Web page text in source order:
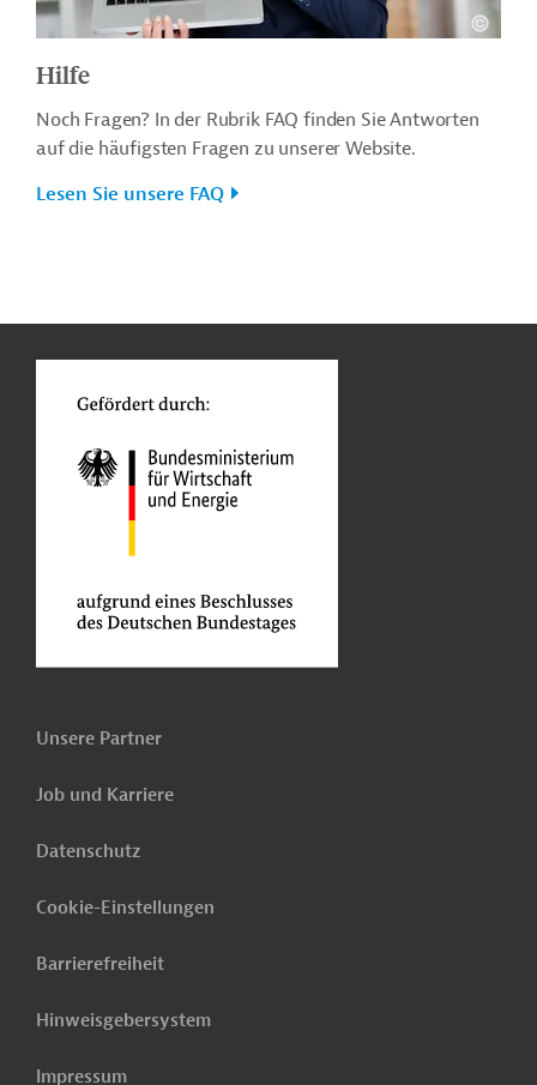
Hilfe
Noch Fragen? In der Rubrik FAQ finden Sie Antworten
auf die häufigsten Fragen zu unserer Website.
Lesen Sie unsere FAQ
Unsere Partner
Job und Karriere
Datenschutz
Cookie-Einstellungen
Barrierefreiheit
Hinweisgebersystem
Impressum